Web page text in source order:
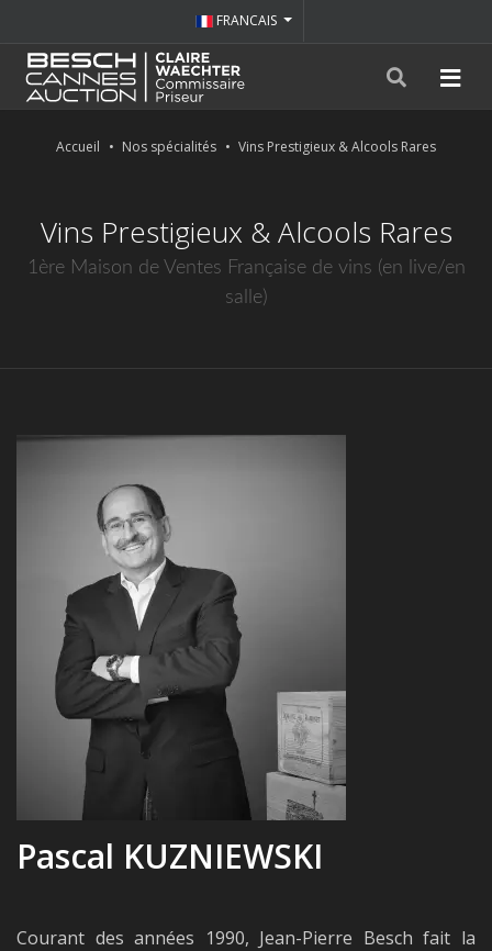
FRANCAIS
Accueil Nos spécialités Vins Prestigieux & Alcools Rares
Vins Prestigieux & Alcools Rares
1ère Maison de Ventes Française de vins (en live/en
salle)
Pascal KUZNIEWSKI
Courant des années 1990, Jean-Pierre Besch fait la